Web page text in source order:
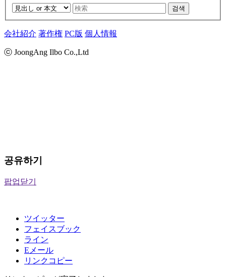
검색
会社紹介 著作権 PC版 個人情報
ⓒ JoongAng Ilbo Co.,Ltd
공유하기
팝업닫기
ツイッター
フェイスブック
ライン
Eメール
リンクコピー